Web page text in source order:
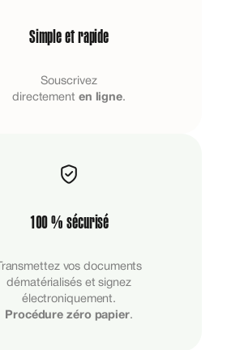
Simple et rapide
Souscrivez
directement en ligne.
100 % sécurisé
Transmettez vos documents
dématérialisés et signez
électroniquement.
Procédure zéro papier.